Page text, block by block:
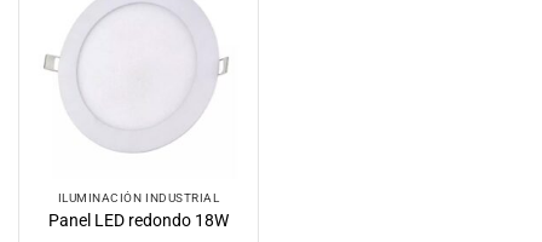
ILUMINACIÓN INDUSTRIAL
Panel LED redondo 18W